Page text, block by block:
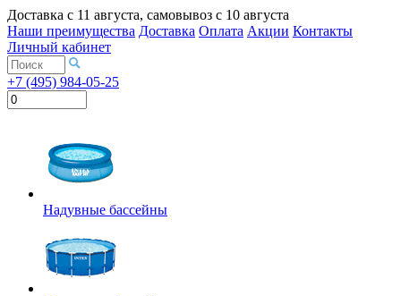
Доставка с 11 августа, самовывоз с 10 августа
Наши преимущества Доставка Оплата Акции Контакты
Личный кабинет
+7 (495) 984-05-25
Надувные бассейны